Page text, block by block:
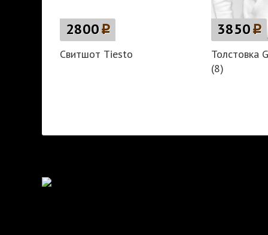
2800p
Свитшот Tiesto
3850p
Толстовка
(8)